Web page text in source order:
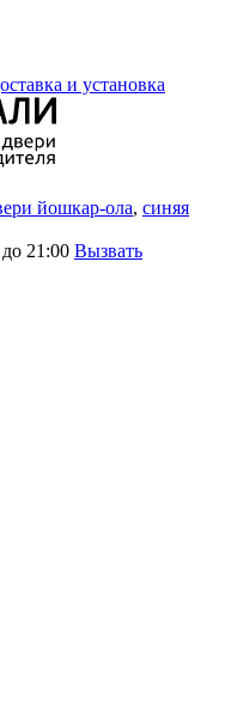
и установка
йошкар-ола, синяя
21:00 Вызвать